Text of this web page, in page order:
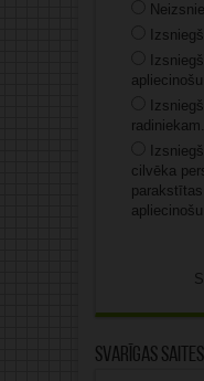
radiniekam.
cilvēka
Svarīgas saites